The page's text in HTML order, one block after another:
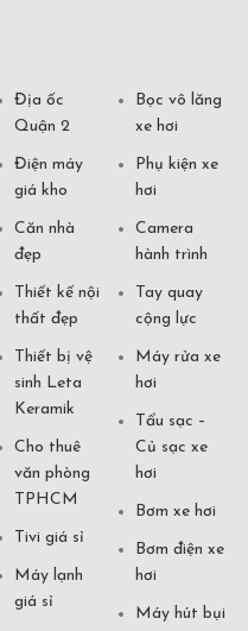
Địa ốc
Quận 2
Điện máy
giá kho
Căn nhà
đẹp
Thiết kế nội
thất đẹp
Thiết bị vệ
sinh Leta
Keramik
Cho thuê
văn phòng
TPHCM
Tivi giá sỉ
Máy lạnh
giá sỉ
Bọc vô lăng
xe hơi
Phụ kiện xe
hơi
Camera
hành trình
Tay quay
cộng lực
Máy rửa xe
hơi
Tẩu sạc –
Củ sạc xe
hơi
Bơm xe hơi
Bơm điện xe
hơi
Máy hút bụi